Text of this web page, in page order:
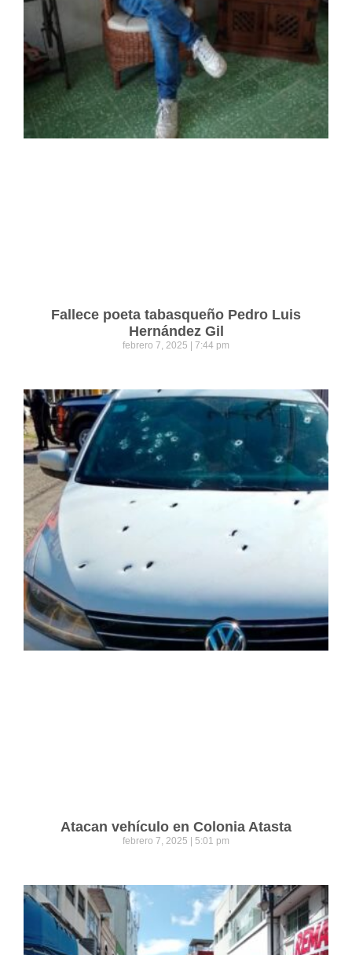
Fallece poeta tabasqueño Pedro Luis
Hernández Gil
febrero 7, 2025 7:44 pm
Atacan vehículo en Colonia Atasta
febrero 7, 2025 5:01 pm